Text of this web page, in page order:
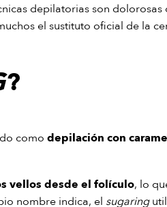
depilatorias son
el sustituto oficial de la
?
como depilación con
vellos desde el folículo, lo
nombre indica, el sugaring